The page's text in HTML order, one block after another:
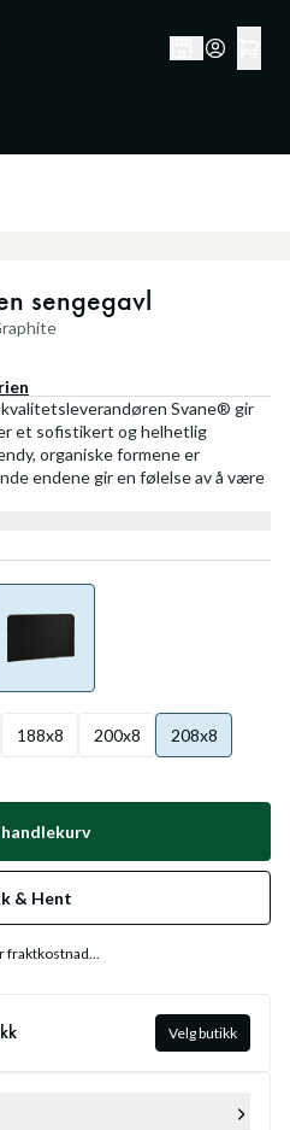
sengegavl
Svane® gir
et sofistikert og helhetlig
organiske formene er
endene gir en følelse av å være
188x8 200x8 208x8
handlekurv
& Hent
fraktkostnad...
Velg butikk